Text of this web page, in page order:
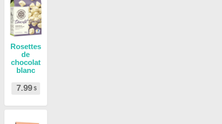
Rosettes
de
chocolat
blanc
7.99 $